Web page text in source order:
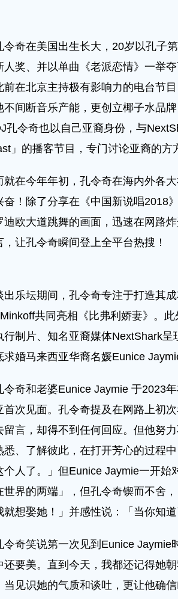
在美国出生长大，20岁以孔子第
人奖、并以单曲《老派恋情》一举
前在北京主持极有影响力的电台节
不间断音乐产能，更创立椰子水品
孔令奇也以自己亚裔身份，与
」的播客节目，专门讨论亚裔的方
今年年初，孔令奇在海内外各大
奋！除了分享在《中国新说唱2018
迪欧大道跳舞的画面，迅速在网路
，让孔令奇瞬间登上全平台热搜！
坛期间，孔令奇专注于打造其成
共同亮相《比弗利娇妻》。
行制片、知名亚裔媒体NextShark
求婚马来西亚华裔名媛Eunice
和老婆Eunice Jaymie 于2023年
首次见面。孔令奇提及在网路上初
留言，却得不到任何回应。但他努
悉、了解彼此，在打开芳心的过程
个人了。」但Eunice Jaymie一开始
世界的两端」，但孔令奇锲而不舍
就想娶她！」并感性说：「当你知
笑说第一次见到Eunice Jaymie
还要美。直到今天，我都还记得她
当见识她的气质和谈吐，更让他确